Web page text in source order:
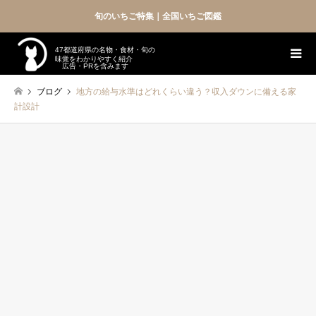
旬のいちご特集｜全国いちご図鑑
47都道府県の名物・食材・旬の
味覚をわかりやすく紹介
広告・PRを含みます
ブログ
地方の給与水準はどれくらい違う？収入ダウンに備える家
計設計